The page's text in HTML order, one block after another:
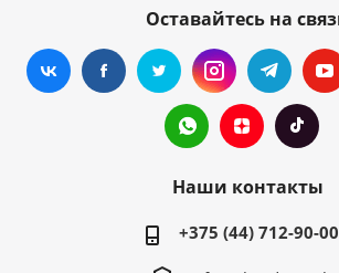
Оставайтесь на
Наши контакты
+375 (44) 712-90-00